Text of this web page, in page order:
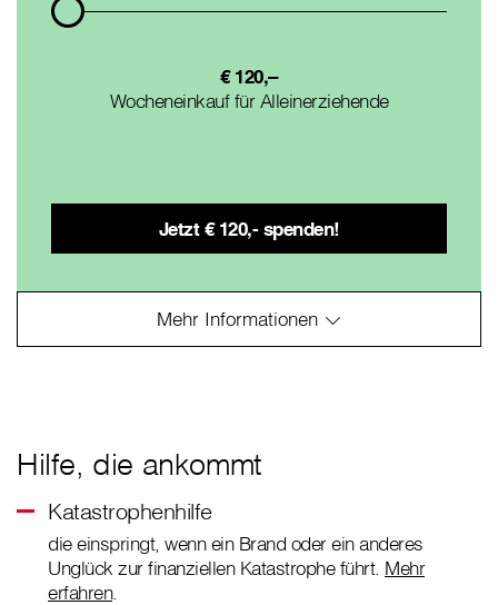
€ 120,–
Wocheneinkauf für Alleinerziehende
Hilfe, die ankommt
Katastrophenhilfe
die einspringt, wenn ein Brand oder ein anderes
Unglück zur finanziellen Katastrophe führt. Mehr
erfahren.